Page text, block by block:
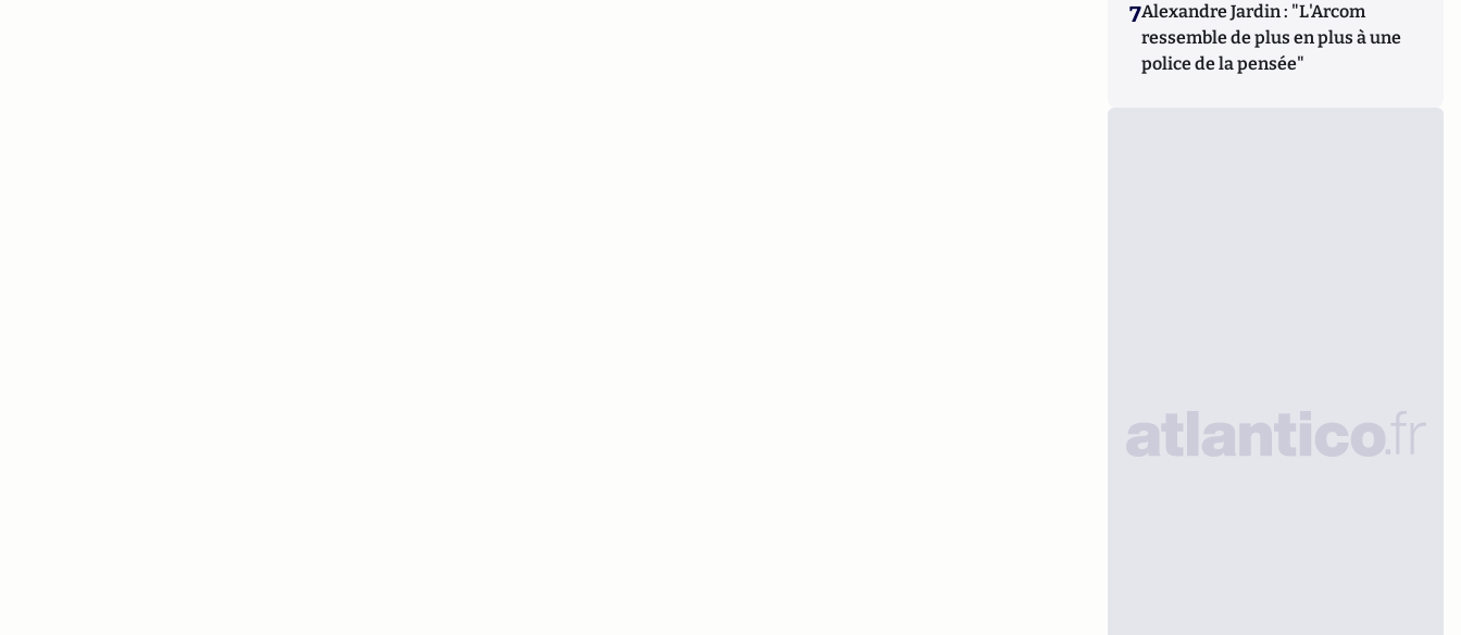
7Alexandre Jardin : "L'Arcom
ressemble de plus en plus à une
police de la pensée"